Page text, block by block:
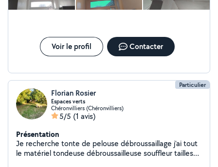
Voir le profil Contacter
Particulier
Florian Rosier
Espaces verts
Chéronvilliers (Chéronvilliers)
5/5 (1 avis)
Présentation
Je recherche tonte de pelouse débroussaillage j'ai tout
le matériel tondeuse débroussailleuse souffleur tailles